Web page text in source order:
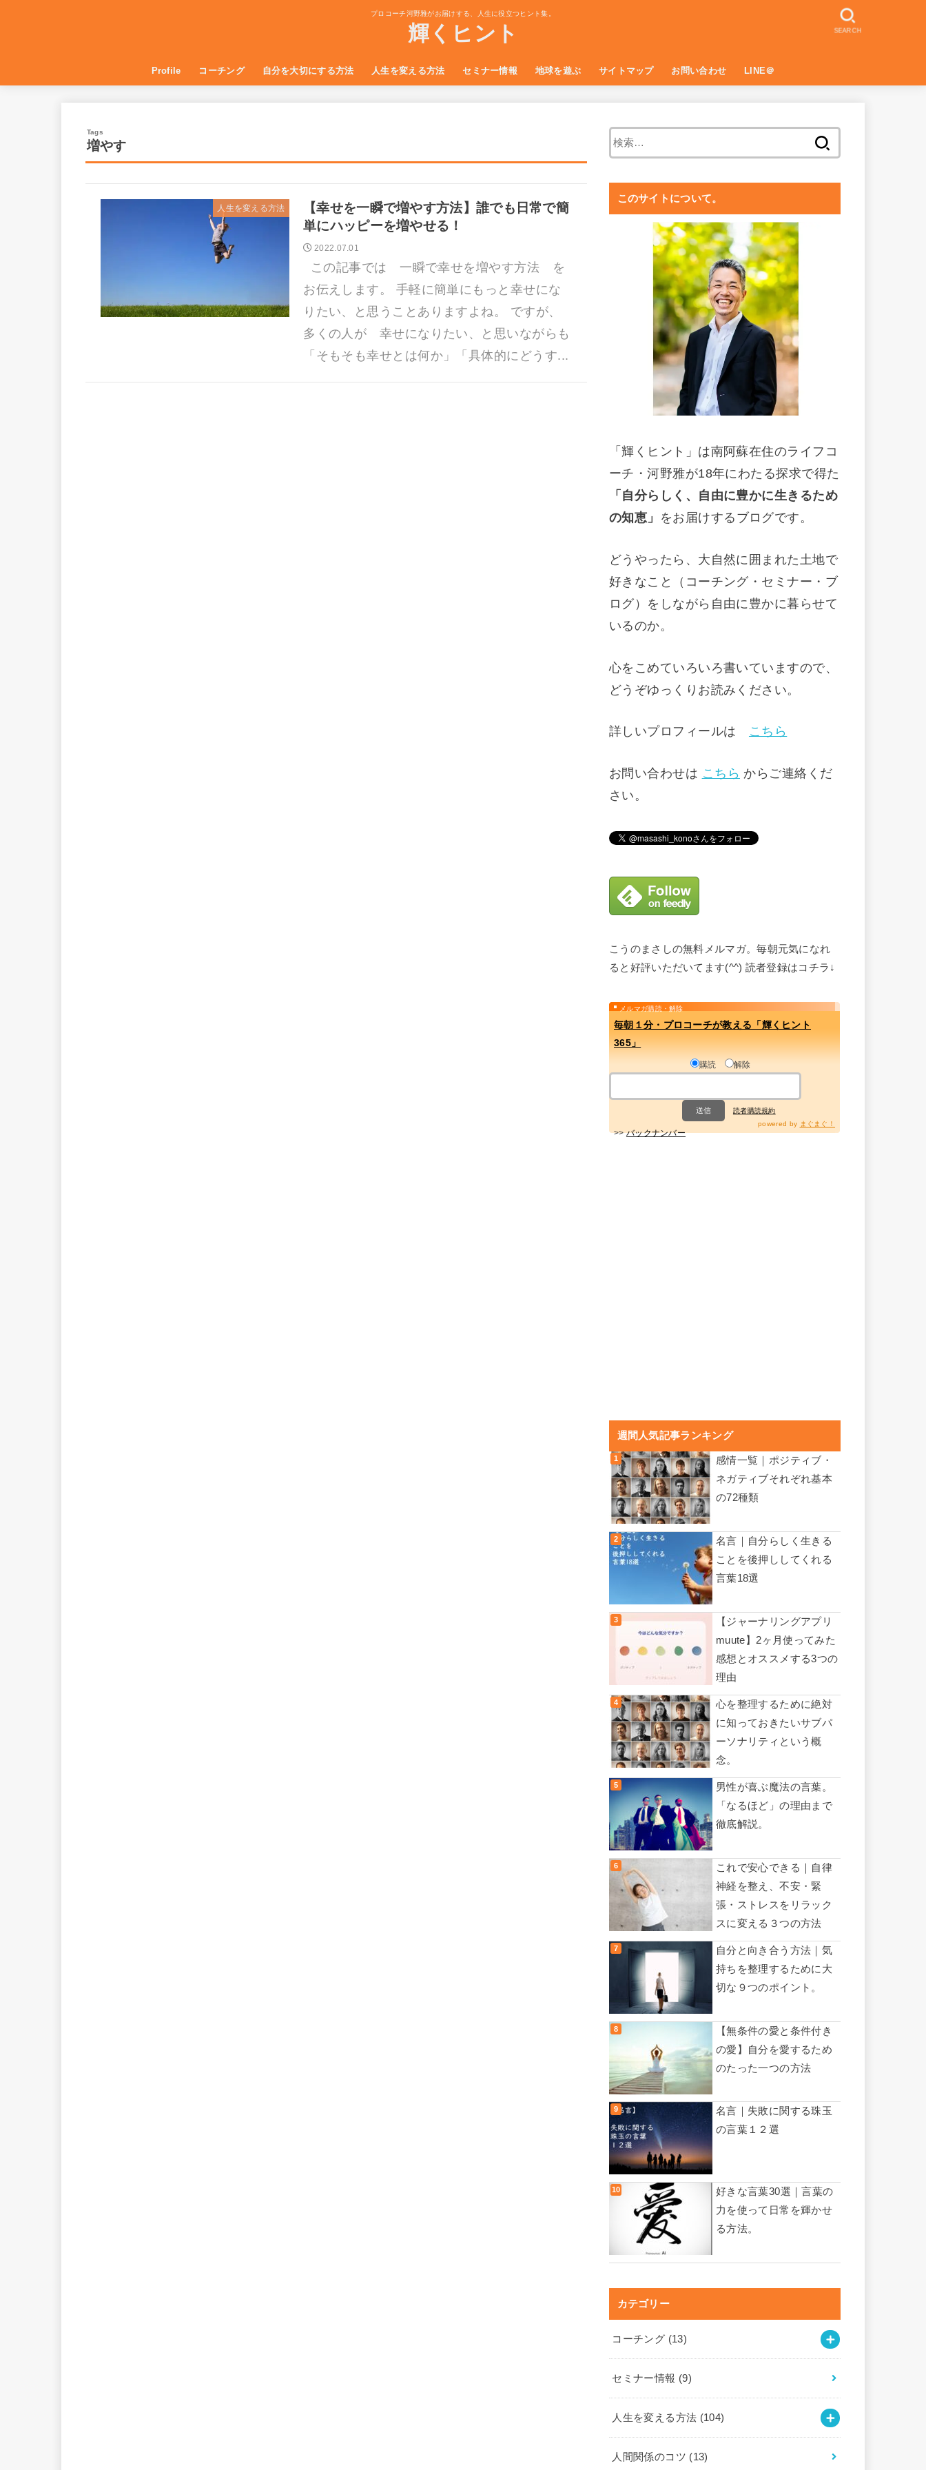
プロコーチ河野雅がお届けする、人生に役立つヒント集。
輝くヒント
Profile コーチング 自分を大切にする方法 人生を変える方法 セミナー情報 地球を遊ぶ サイトマップ お問い合わせ LINE＠
SEARCH
増やす
人生を変える方法
【幸せを一瞬で増やす方法】誰でも日常で簡
単にハッピーを増やせる！
2022.07.01
この記事では 一瞬で幸せを増やす方法 を
お伝えします。 手軽に簡単にもっと幸せにな
りたい、と思うことありますよね。 ですが、
多くの人が 幸せになりたい、と思いながらも
「そもそも幸せとは何か」「具体的にどうす...
このサイトについて。
「輝くヒント」は南阿蘇在住のライフコ
ーチ・河野雅が18年にわたる探求で得た
「自分らしく、自由に豊かに生きるため
の知恵」
をお届けするブログです。
どうやったら、大自然に囲まれた土地で
好きなこと（コーチング・セミナー・ブ
ログ）をしながら自由に豊かに暮らせて
いるのか。
心をこめていろいろ書いていますので、
どうぞゆっくりお読みください。
詳しいプロフィールは こちら
お問い合わせは こちら からご連絡くだ
さい。
こうのまさしの無料メルマガ。毎朝元気になれ
ると好評いただいてます(^^) 読者登録はコチラ↓
メルマガ購読・解除
毎朝１分・プロコーチが教える「輝くヒント
365」
購読 解除
読者購読規約
>>バックナンバー
powered by まぐまぐ！
週間人気記事ランキング
感情一覧｜ポジティブ・
ネガティブそれぞれ基本
の72種類
名言｜自分らしく生きる
ことを後押ししてくれる
言葉18選
【ジャーナリングアプリ
muute】2ヶ月使ってみた
感想とオススメする3つの
理由
心を整理するために絶対
に知っておきたいサブパ
ーソナリティという概
念。
男性が喜ぶ魔法の言葉。
「なるほど」の理由まで
徹底解説。
これで安心できる｜自律
神経を整え、不安・緊
張・ストレスをリラック
スに変える３つの方法
自分と向き合う方法｜気
持ちを整理するために大
切な９つのポイント。
【無条件の愛と条件付き
の愛】自分を愛するため
のたった一つの方法
名言｜失敗に関する珠玉
の言葉１２選
好きな言葉30選｜言葉の
力を使って日常を輝かせ
る方法。
カテゴリー
コーチング (13)
セミナー情報 (9)
人生を変える方法 (104)
人間関係のコツ (13)